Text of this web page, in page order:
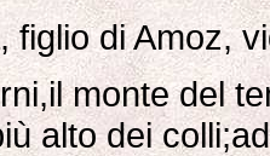
di Amoz,
monte del
alto dei